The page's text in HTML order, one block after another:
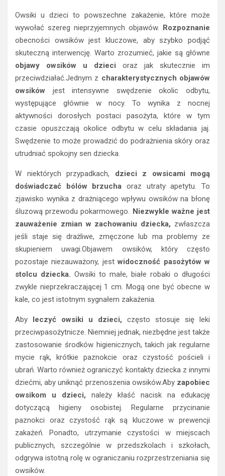
Owsiki u dzieci to powszechne zakażenie, które może
wywołać szereg nieprzyjemnych objawów. Rozpoznanie
obecności owsików jest kluczowe, aby szybko podjąć
skuteczną interwencję. Warto zrozumieć, jakie są główne
objawy owsików u dzieci oraz jak skutecznie im
przeciwdziałać.Jednym z charakterystycznych objawów
owsików jest intensywne swędzenie okolic odbytu,
występujące głównie w nocy. To wynika z nocnej
aktywności dorosłych postaci pasożyta, które w tym
czasie opuszczają okolice odbytu w celu składania jaj.
Swędzenie to może prowadzić do podrażnienia skóry oraz
utrudniać spokojny sen dziecka.
W niektórych przypadkach, dzieci z owsicami mogą
doświadczać bólów brzucha oraz utraty apetytu. To
zjawisko wynika z drażniącego wpływu owsików na błonę
śluzową przewodu pokarmowego. Niezwykle ważne jest
zauważenie zmian w zachowaniu dziecka, zwłaszcza
jeśli staje się drażliwe, zmęczone lub ma problemy ze
skupieniem uwagi.Objawem owsików, który często
pozostaje niezauważony, jestwidoczność pasożytów w
stolcu dziecka. Owsiki to małe, białe robaki o długości
zwykle nieprzekraczającej 1 cm. Mogą one być obecne w
kale, co jest istotnym sygnałem zakażenia.
Aby leczyć owsiki u dzieci, często stosuje się leki
przeciwpasożytnicze. Niemniej jednak, niezbędne jest także
zastosowanie środków higienicznych, takich jak regularne
mycie rąk, krótkie paznokcie oraz czystość pościeli i
ubrań. Warto również ograniczyć kontakty dziecka z innymi
dziećmi, aby uniknąć przenoszenia owsików.Aby zapobiec
owsikom u dzieci, należy kłaść nacisk na edukację
dotyczącą higieny osobistej. Regularne przycinanie
paznokci oraz czystość rąk są kluczowe w prewencji
zakażeń. Ponadto, utrzymanie czystości w miejscach
publicznych, szczególnie w przedszkolach i szkołach,
odgrywa istotną rolę w ograniczaniu rozprzestrzeniania się
owsików.